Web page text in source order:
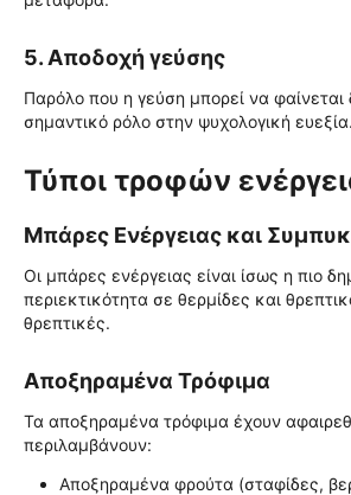
5. Αποδοχή γεύσης
Παρόλο που η γεύση μπορεί να
σημαντικό ρόλο στην ψυχολογική ευεξία.
Τύποι τροφών
Μπάρες Ενέργειας και
Οι μπάρες ενέργειας είναι ίσως η πιο
περιεκτικότητα σε θερμίδες και
θρεπτικές.
Αποξηραμένα Τρόφιμα
Τα αποξηραμένα τρόφιμα έχουν
περιλαμβάνουν:
Αποξηραμένα φρούτα (σταφίδες,